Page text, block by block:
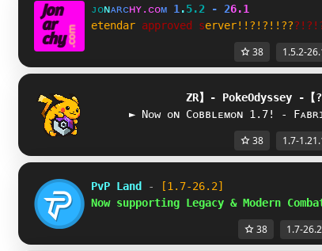
ᴊᴏɴᴀʀᴄʜʏ. ᴄᴏᴍ 1 .5.2 - 26.1
etendar approved server! ! ? ! ? ! ! ??? ! ? !
38 1.5.2-
FG】- PokeOdyssey -【?
► Nᴏᴡ ᴏɴ Cᴏʙʙʟᴇᴍᴏɴ 1.7! -
38 1.7-
PvP Land -
[1.7-26.2]
Now supporting Legacy & Modern
38 1.7-26.2